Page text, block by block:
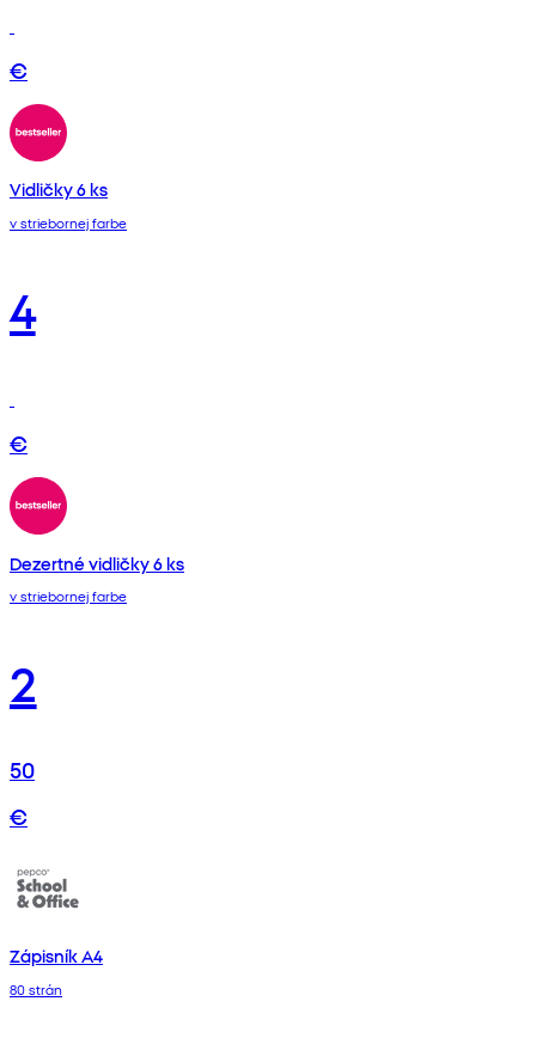
€
Vidličky 6 ks
v striebornej farbe
4
€
Dezertné vidličky 6 ks
v striebornej farbe
2
50
€
Zápisník A4
80 strán